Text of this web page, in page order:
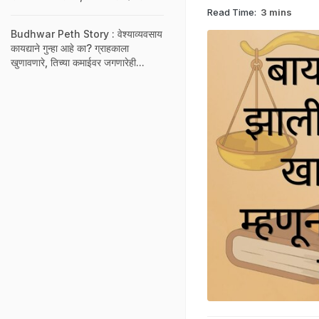
Read Time: 3 mins
Budhwar Peth Story : वेश्याव्यवसाय
कायद्याने गुन्हा आहे का? ग्राहकाला
खुणावणारे, तिच्या कमाईवर जगणारेही...